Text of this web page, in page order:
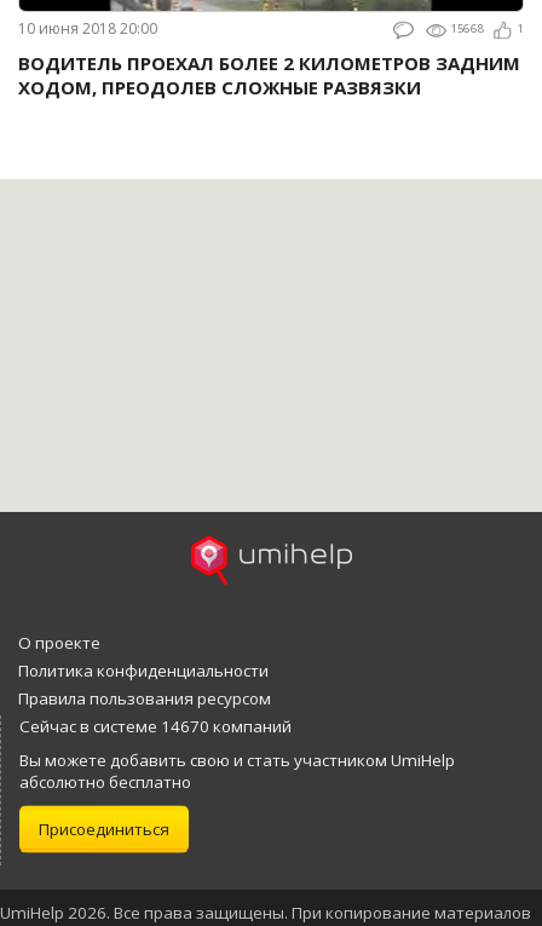
10 июня 2018 20:00 15668 1
ВОДИТЕЛЬ ПРОЕХАЛ БОЛЕЕ 2 КИЛОМЕТРОВ ЗАДНИМ
ХОДОМ, ПРЕОДОЛЕВ СЛОЖНЫЕ РАЗВЯЗКИ
О проекте
Политика конфиденциальности
Правила пользования ресурсом
Сейчас в системе 14670 компаний
Вы можете добавить свою и стать участником UmiHelp
абсолютно бесплатно
Присоединиться
UmiHelp 2026. Все права защищены. При копирование материалов